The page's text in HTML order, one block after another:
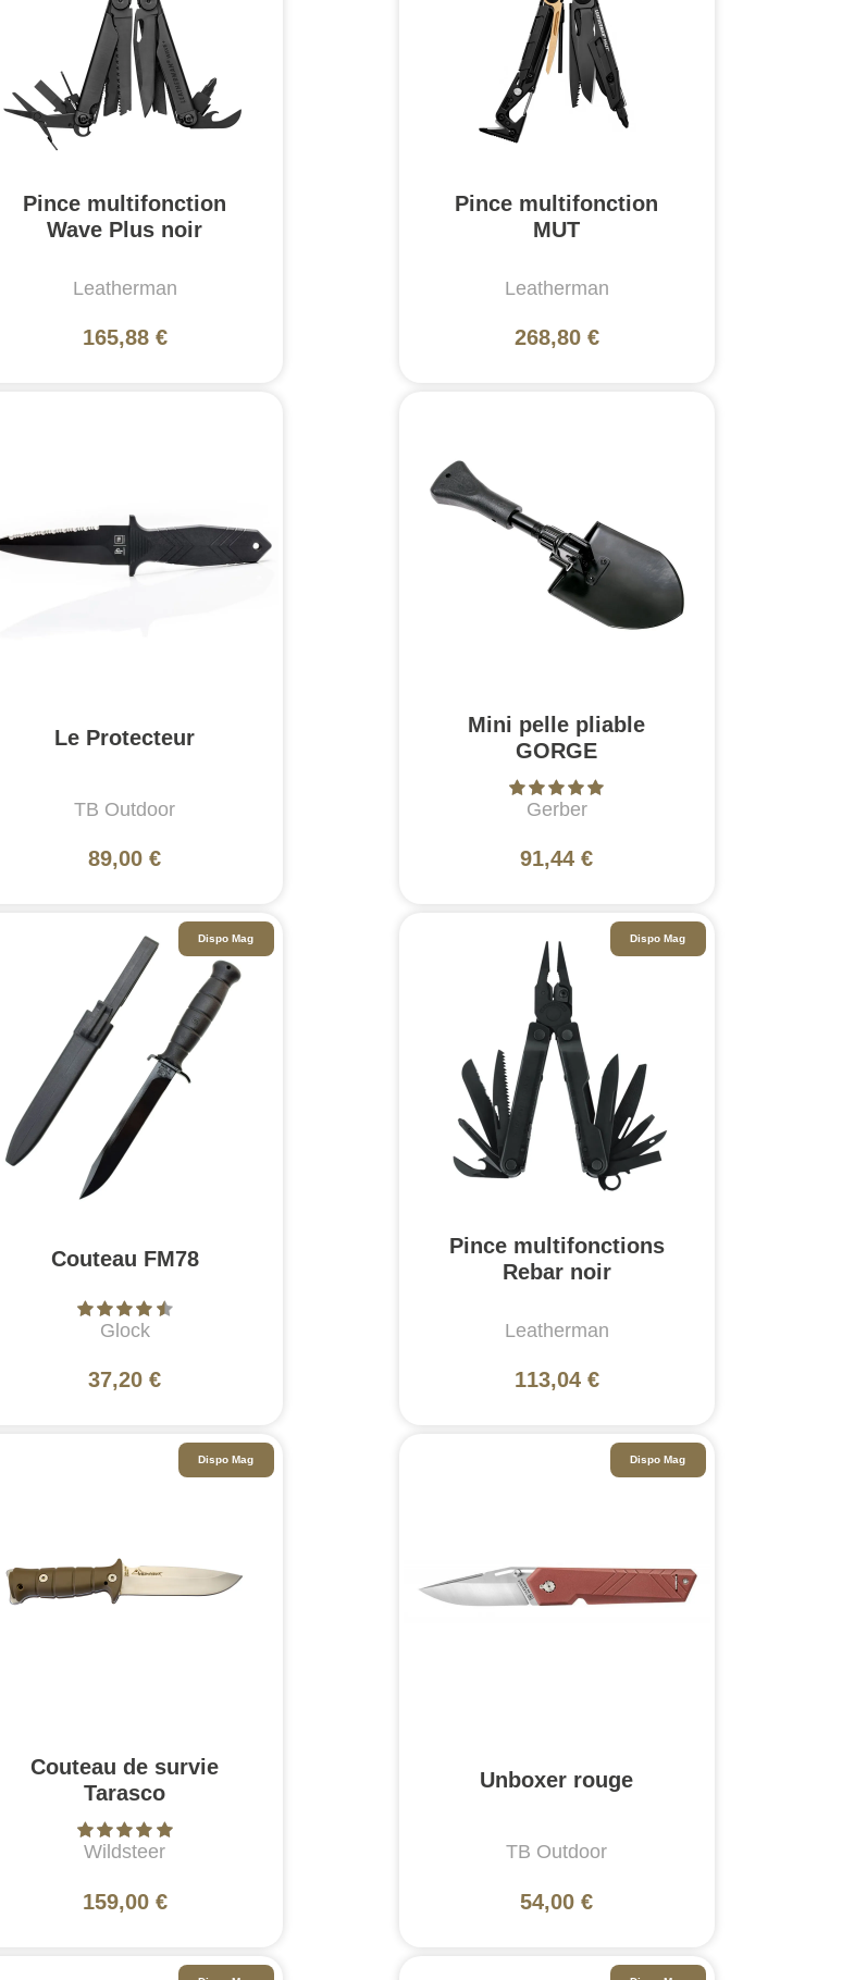
Pince multifonction
Wave Plus noir
Leatherman
165,88 €
Pince multifonction
MUT
Leatherman
268,80 €
Le Protecteur
TB Outdoor
89,00 €
Mini pelle pliable
GORGE
Gerber
91,44 €
Couteau FM78
Glock
37,20 €
Dispo Mag
Pince multifonctions
Rebar noir
Leatherman
113,04 €
Dispo Mag
Couteau de survie
Tarasco
Wildsteer
159,00 €
Dispo Mag
Unboxer rouge
TB Outdoor
54,00 €
Dispo Mag